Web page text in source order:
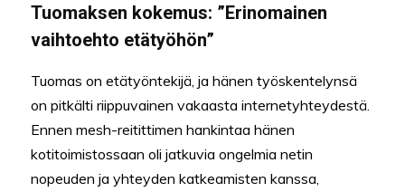
Tuomaksen kokemus: ”Erinomainen
vaihtoehto etätyöhön”
Tuomas on etätyöntekijä, ja hänen työskentelynsä
on pitkälti riippuvainen vakaasta internetyhteydestä.
Ennen mesh-reitittimen hankintaa hänen
kotitoimistossaan oli jatkuvia ongelmia netin
nopeuden ja yhteyden katkeamisten kanssa,